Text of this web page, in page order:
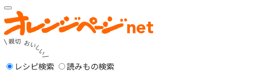
レシピ検索 読みもの検索